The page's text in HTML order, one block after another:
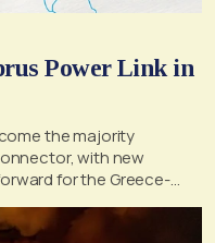
Power Link in
the majority
with new
for the Greece-